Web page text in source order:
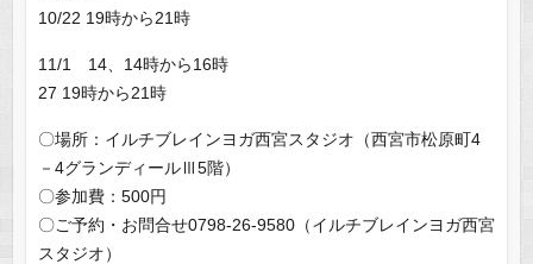
10/22 19時から21時
11/1 14、14時から16時
27 19時から21時
〇場所：イルチブレインヨガ西宮スタジオ（西宮市松原町4
－4グランディールⅢ5階）
〇参加費：500円
〇ご予約・お問合せ0798‐26‐9580（イルチブレインヨガ西宮
スタジオ）